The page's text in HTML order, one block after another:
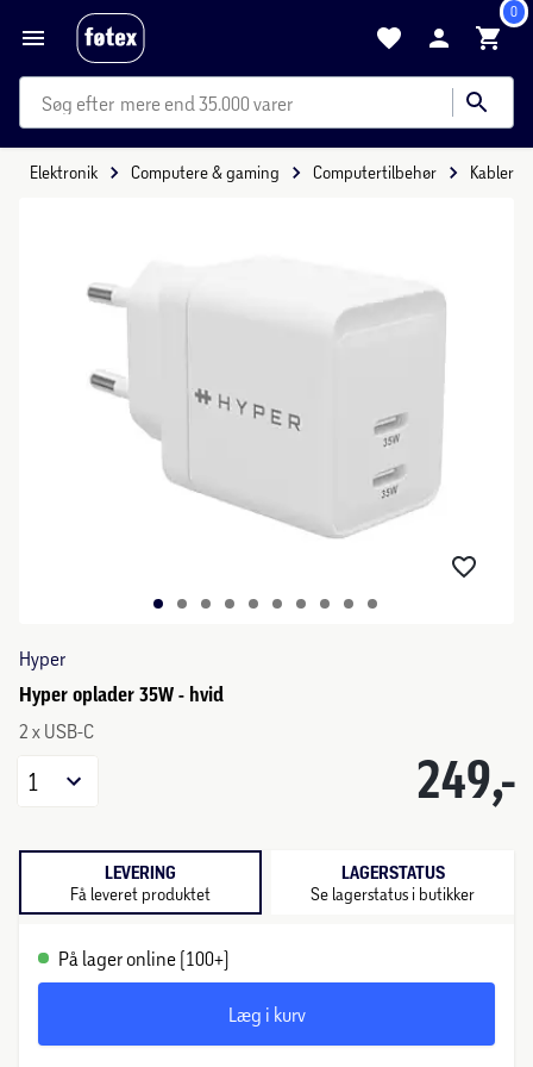
0
mere end 35.000 varer
Elektronik Computere & gaming Computertilbehør Kabler
Hyper
Hyper oplader 35W - hvid
2 x USB-C
249,-
1
LEVERING
Få leveret produktet
LAGERSTATUS
Se lagerstatus i butikker
På lager online (100+)
Læg i kurv